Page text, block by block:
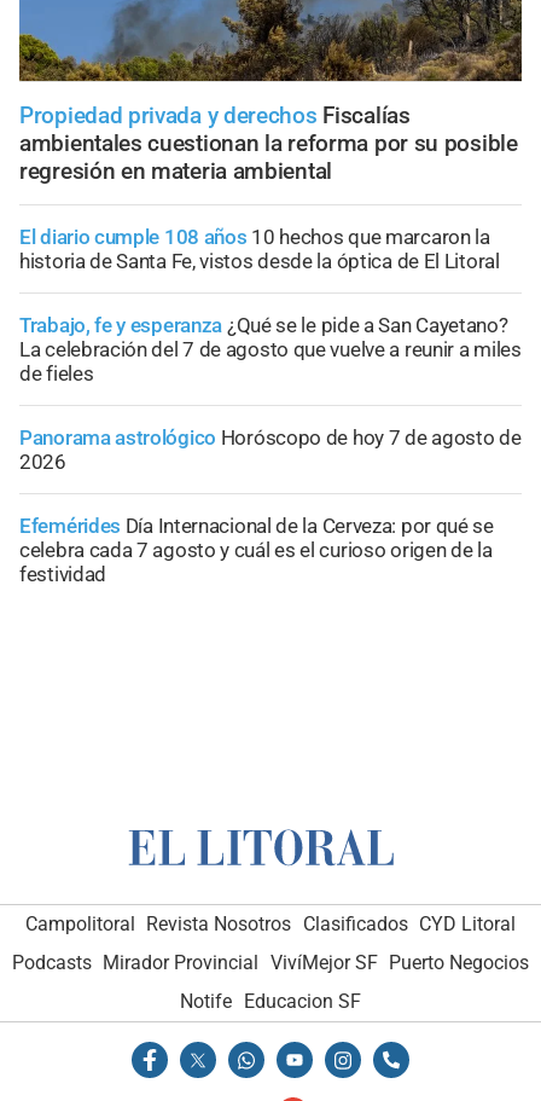
Propiedad privada y derechos Fiscalías
ambientales cuestionan la reforma por su posible
regresión en materia ambiental
El diario cumple 108 años 10 hechos que marcaron la
historia de Santa Fe, vistos desde la óptica de El Litoral
Trabajo, fe y esperanza ¿Qué se le pide a San Cayetano?
La celebración del 7 de agosto que vuelve a reunir a miles
de fieles
Panorama astrológico Horóscopo de hoy 7 de agosto de
2026
Efemérides Día Internacional de la Cerveza: por qué se
celebra cada 7 agosto y cuál es el curioso origen de la
festividad
Campolitoral Revista Nosotros Clasificados CYD Litoral
Podcasts Mirador Provincial VivíMejor SF Puerto Negocios
Notife Educacion SF